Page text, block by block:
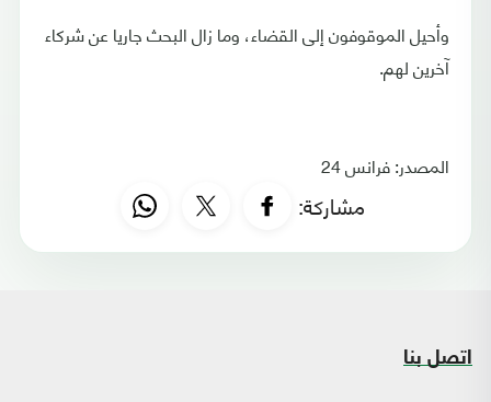
وأحيل الموقوفون إلى القضاء، وما زال البحث جاريا عن شركاء
آخرين لهم.
المصدر: فرانس 24
مشاركة:
اتصل بنا